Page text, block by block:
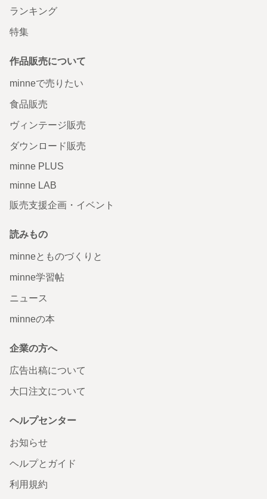
ランキング
特集
作品販売について
minneで売りたい
食品販売
ヴィンテージ販売
ダウンロード販売
minne PLUS
minne LAB
販売支援企画・イベント
読みもの
minneとものづくりと
minne学習帖
ニュース
minneの本
企業の方へ
広告出稿について
大口注文について
ヘルプセンター
お知らせ
ヘルプとガイド
利用規約